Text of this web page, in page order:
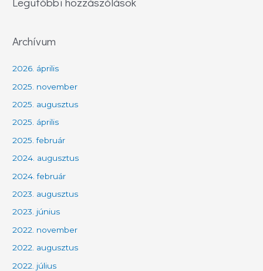
Archívum
2026. április
2025. november
2025. augusztus
2025. április
2025. február
2024. augusztus
2024. február
2023. augusztus
2023. június
2022. november
2022. augusztus
2022. július